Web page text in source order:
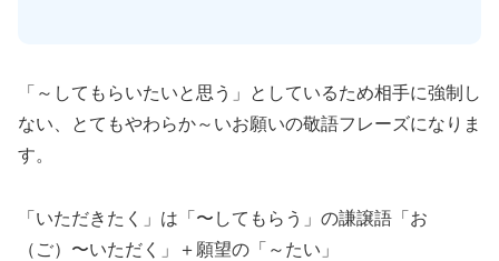
「～してもらいたいと思う」としているため相手に強制し
ない、とてもやわらか～いお願いの敬語フレーズになりま
す。
「いただきたく」は「〜してもらう」の謙譲語「お
（ご）〜いただく」＋願望の「～たい」